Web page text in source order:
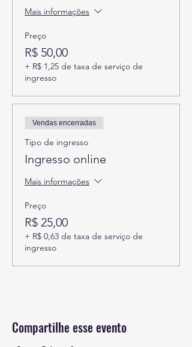
Mais informações
Preço
R$ 50,00
+ R$ 1,25 de taxa de serviço de
ingresso
Vendas encerradas
Tipo de ingresso
Ingresso online
Mais informações
Preço
R$ 25,00
+ R$ 0,63 de taxa de serviço de
ingresso
Compartilhe esse evento